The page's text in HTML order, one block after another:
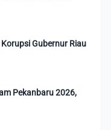
Gubernur Riau
Pekanbaru 2026,